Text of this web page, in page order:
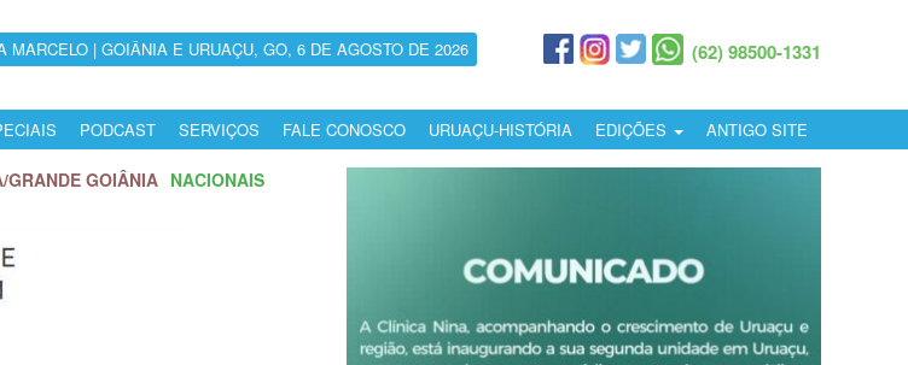
MARCELO | GOIÂNIA E URUAÇU, GO, 6 DE AGOSTO DE 2026 (62) 98500-1331
PODCAST SERVIÇOS FALE CONOSCO URUAÇU-HISTÓRIA EDIÇÕES ANTIGO SITE
GRANDE GOIÂNIA NACIONAIS